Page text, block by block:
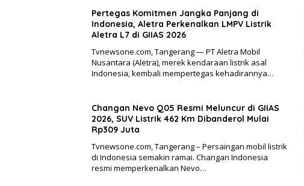
Pertegas Komitmen Jangka Panjang di
Indonesia, Aletra Perkenalkan LMPV Listrik
Aletra L7 di GIIAS 2026
Tvnewsone.com, Tangerang — PT Aletra Mobil
Nusantara (Aletra), merek kendaraan listrik asal
Indonesia, kembali mempertegas kehadirannya…
Changan Nevo Q05 Resmi Meluncur di GIIAS
2026, SUV Listrik 462 Km Dibanderol Mulai
Rp309 Juta
Tvnewsone.com, Tangerang – Persaingan mobil listrik
di Indonesia semakin ramai. Changan Indonesia
resmi memperkenalkan Nevo…